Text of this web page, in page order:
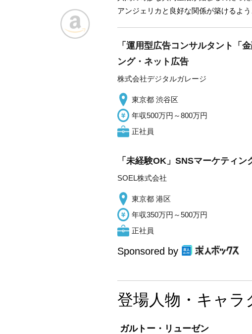
アンジェリカと良好な関係が築けるよ
「運用型広告コンサルタント「
ング・ネット広告
株式会社デジタルガレージ
東京都 渋谷区
年収500万円～800万円
正社員
「未経験OK」SNSマーケティ
SOEL株式会社
東京都 港区
年収350万円～500万円
正社員
Sponsored by
登場人物・キャラ
ガルトー・リューゼン